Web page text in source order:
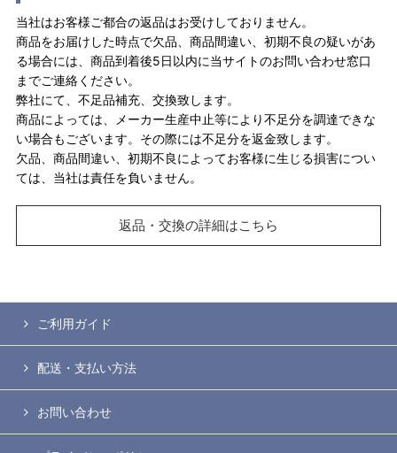
当社はお客様ご都合の返品はお受けしておりません。
商品をお届けした時点で欠品、商品間違い、初期不良の疑いがあ
る場合には、商品到着後5日以内に当サイトのお問い合わせ窓口
までご連絡ください。
弊社にて、不足品補充、交換致します。
商品によっては、メーカー生産中止等により不足分を調達できな
い場合もございます。その際には不足分を返金致します。
欠品、商品間違い、初期不良によってお客様に生じる損害につい
ては、当社は責任を負いません。
返品・交換の詳細はこちら
ご利用ガイド
配送・支払い方法
お問い合わせ